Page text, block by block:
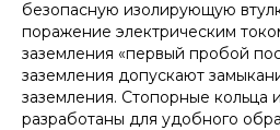
безопасную изолирующую
поражение электрическим
заземления «первый пробой
заземления допускают
заземления. Стопорные кольца
разработаны для удобного